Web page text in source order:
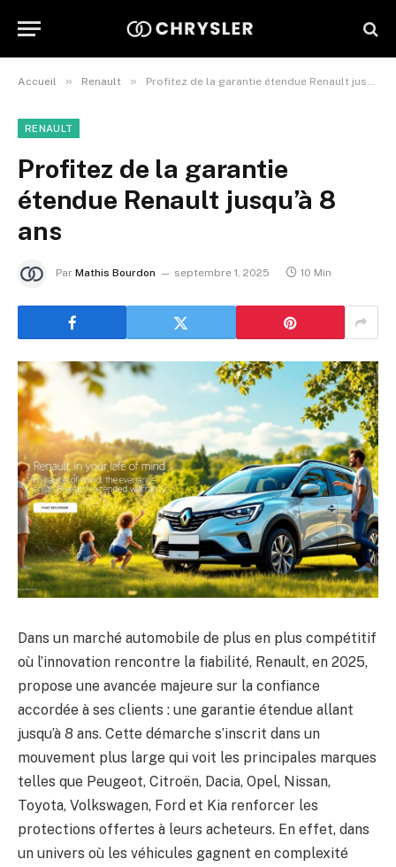
Accueil » Renault » Profitez de la garantie étendue Renault jusqu’à 8 ans
RENAULT
Profitez de la garantie
étendue Renault jusqu’à 8
ans
Par Mathis Bourdon septembre 1, 2025 10 Min
Dans un marché automobile de plus en plus compétitif
où l’innovation rencontre la fiabilité, Renault, en 2025,
propose une avancée majeure sur la confiance
accordée à ses clients : une garantie étendue allant
jusqu’à 8 ans. Cette démarche s’inscrit dans un
mouvement plus large qui voit les principales marques
telles que Peugeot, Citroën, Dacia, Opel, Nissan,
Toyota, Volkswagen, Ford et Kia renforcer les
protections offertes à leurs acheteurs. En effet, dans
un univers où les véhicules gagnent en complexité